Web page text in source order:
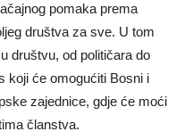
pomaka prema
društva za sve. U tom
društvu, od političara do
koji će omogućiti Bosni i
zajednice, gdje će moći
članstva.